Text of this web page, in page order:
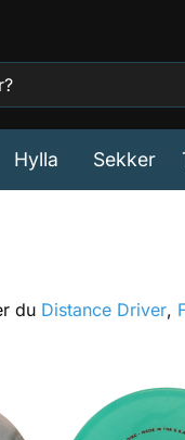
Hylla Sekker
du Distance Driver,